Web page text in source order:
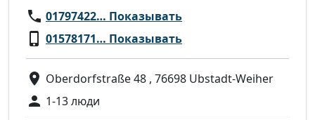
01797422… Показывать
01578171… Показывать
Oberdorfstraße 48 , 76698 Ubstadt-Weiher
1-13 люди